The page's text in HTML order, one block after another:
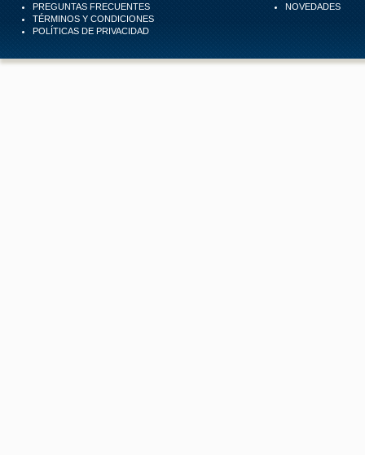
PREGUNTAS FRECUENTES
TÉRMINOS Y CONDICIONES
POLÍTICAS DE PRIVACIDAD
NOVEDADES